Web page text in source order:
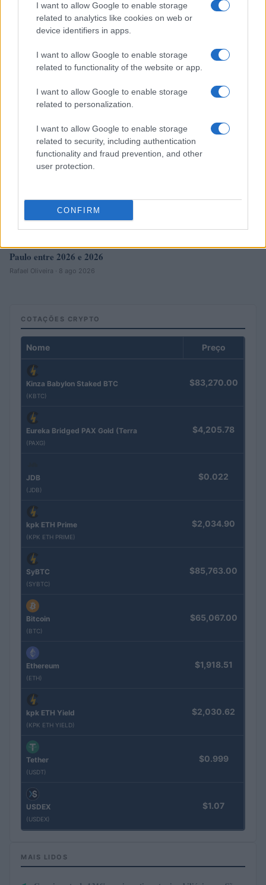
I want to allow Google to enable storage
related to analytics like cookies on web or
device identifiers in apps.
I want to allow Google to enable storage
related to functionality of the website or app.
I want to allow Google to enable storage
related to personalization.
I want to allow Google to enable storage
related to security, including authentication
functionality and fraud prevention, and other
user protection.
CONFIRM
Renda Fixa em Julho de 2026: Debêntures IPCA+ Sobressaem
Bruno Costa · 10 ago 2026
Crescimento de 131% nos investimentos imobiliários em São
Paulo entre 2026 e 2026
Rafael Oliveira · 8 ago 2026
COTAÇÕES CRYPTO
Nome Preço
Kinza Babylon Staked BTC
(KBTC)
$83,270.00
Eureka Bridged PAX Gold (Terra
(PAXG)
$4,205.78
JDB
(JDB)
$0.022
kpk ETH Prime
(KPK ETH PRIME)
$2,034.90
SyBTC
(SYBTC)
$85,763.00
Bitcoin
(BTC)
$65,067.00
Ethereum
(ETH)
$1,918.51
kpk ETH Yield
(KPK ETH YIELD)
$2,030.62
Tether
(USDT)
$0.999
USDEX
(USDEX)
$1.07
MAIS LIDOS